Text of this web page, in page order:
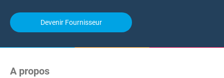
Devenir Fournisseur
A propos